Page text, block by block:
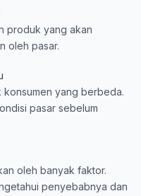
produk yang akan
oleh pasar.
konsumen yang berbeda.
pasar sebelum
oleh banyak faktor.
penyebabnya dan